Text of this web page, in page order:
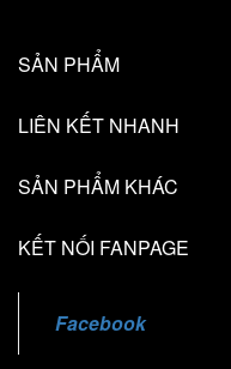
SẢN PHẨM
LIÊN KẾT NHANH
SẢN PHẨM KHÁC
KẾT NỐI FANPAGE
Facebook